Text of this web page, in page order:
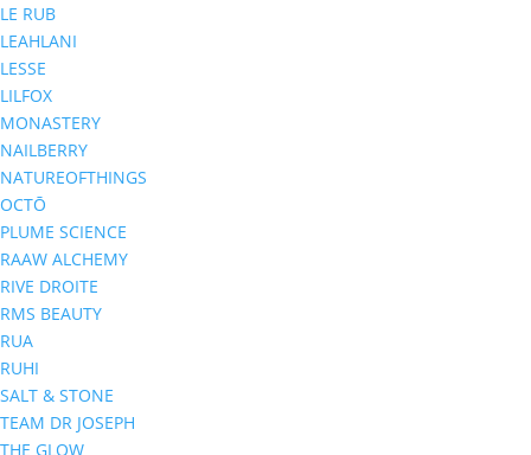
LE RUB
LEAHLANI
LESSE
LILFOX
MONASTERY
NAILBERRY
NATUREOFTHINGS
OCTŌ
PLUME SCIENCE
RAAW ALCHEMY
RIVE DROITE
RMS BEAUTY
RUA
RUHI
SALT & STONE
TEAM DR JOSEPH
THE GLOW